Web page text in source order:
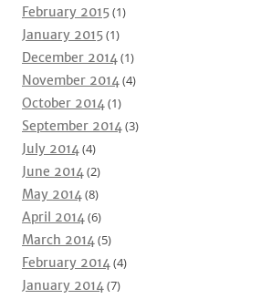
February 2015(1)
January 2015(1)
December 2014(1)
November 2014(4)
October 2014(1)
September 2014(3)
July 2014(4)
June 2014(2)
May 2014(8)
April 2014(6)
March 2014(5)
February 2014(4)
January 2014(7)